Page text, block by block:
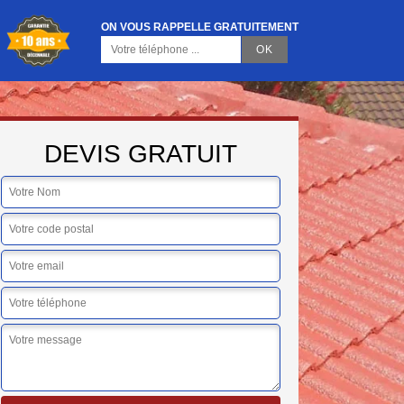
ON VOUS RAPPELLE GRATUITEMENT
DEVIS GRATUIT